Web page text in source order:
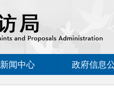
新闻中心 政府信息